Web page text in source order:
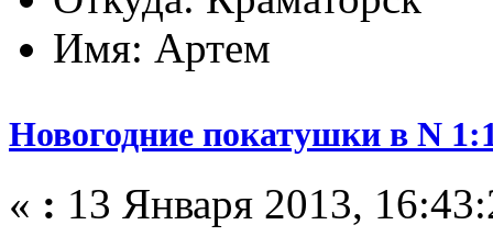
Имя: Артем
Новогодние покатушки в N
« : 13 Января 2013,